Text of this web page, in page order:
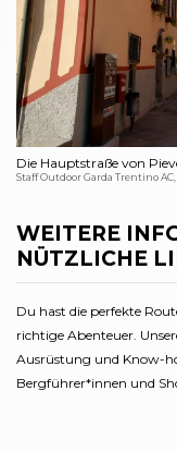
Die Hauptstraße von
Staff Outdoor Garda Trentino
WEITERE
NÜTZLICHE
Du hast die perfekte
richtige Abenteuer.
Ausrüstung und Know-
Bergführer*innen und